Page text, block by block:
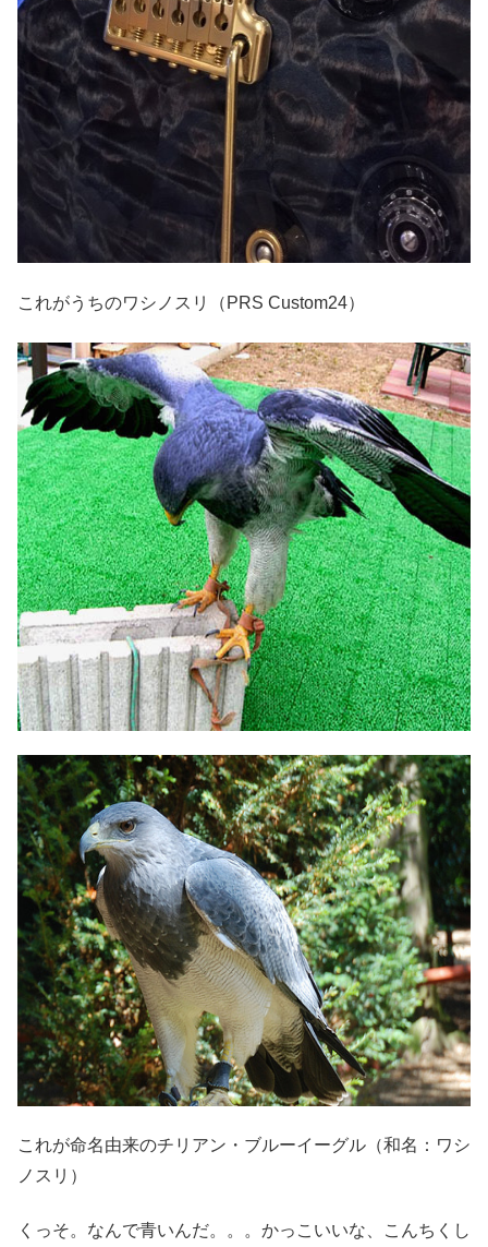
これがうちのワシノスリ（PRS Custom24）
これが命名由来のチリアン・ブルーイーグル（和名：ワシ
ノスリ）
くっそ。なんで青いんだ。。。かっこいいな、こんちくし